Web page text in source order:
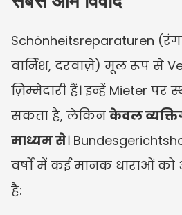
Schönheitsreparaturen
वार्निश, दरवाज़े) मूल रूप से
ज़िम्मेदारी हैं। इन्हें Mieter पर
सकता है, लेकिन केवल
माध्यम से।
वर्षों में कई मानक धाराओं को
है: